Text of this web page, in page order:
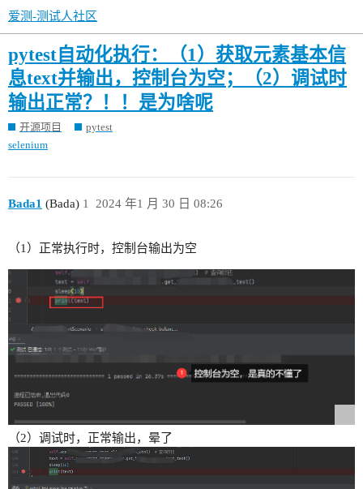
爱测-测试人社区
pytest自动化执行：（1）获取元素基本信
息text并输出，控制台为空；（2）调试时
输出正常？！！是为啥呢
开源项目
pytest
selenium
Bada1 (Bada) 2024 年1 月 30 日 08:26
1
（1）正常执行时，控制台输出为空
（2）调试时，正常输出，晕了